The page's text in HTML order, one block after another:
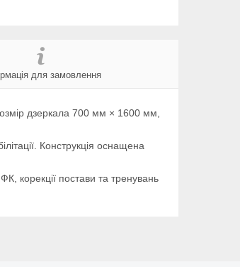
для замовлення
дзеркала 700 мм × 1600 мм,
Конструкція оснащена
корекції постави та тренувань